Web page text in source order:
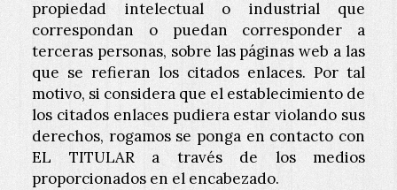
propiedad intelectual o industrial que
correspondan o puedan corresponder a
terceras personas, sobre las páginas web a las
que se refieran los citados enlaces. Por tal
motivo, si considera que el establecimiento de
los citados enlaces pudiera estar violando sus
derechos, rogamos se ponga en contacto con
EL TITULAR a través de los medios
proporcionados en el encabezado.